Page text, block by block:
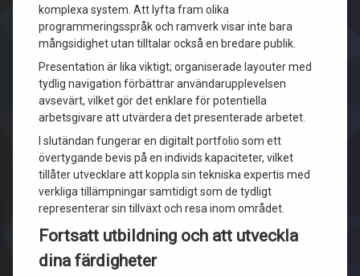
komplexa system. Att lyfta fram olika
programmeringsspråk och ramverk visar inte bara
mångsidighet utan tilltalar också en bredare publik.
Presentation är lika viktigt; organiserade layouter med
tydlig navigation förbättrar användarupplevelsen
avsevärt, vilket gör det enklare för potentiella
arbetsgivare att utvärdera det presenterade arbetet.
I slutändan fungerar en digitalt portfolio som ett
övertygande bevis på en individs kapaciteter, vilket
tillåter utvecklare att koppla sin tekniska expertis med
verkliga tillämpningar samtidigt som de tydligt
representerar sin tillväxt och resa inom området.
Fortsatt utbildning och att utveckla
dina färdigheter